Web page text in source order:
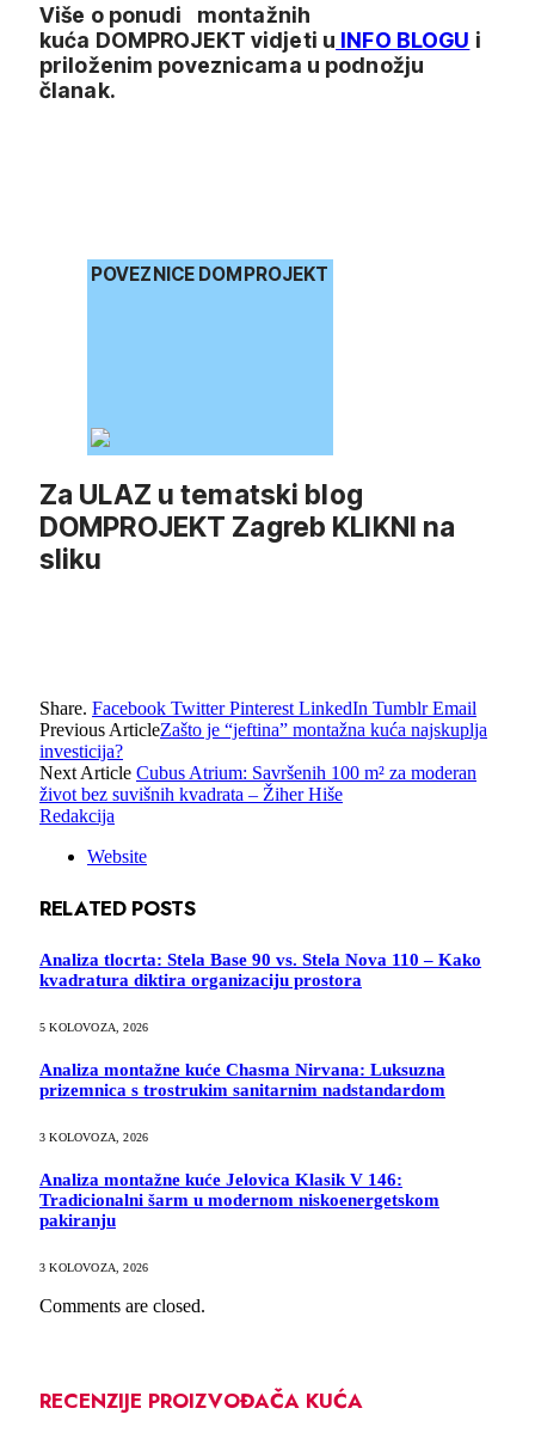
Više o ponudi
montažnih
kuća DOMPROJEKT vidjeti u INFO BLOGU i
priloženim poveznicama u podnožju
članak.
POVEZNICE DOMPROJEKT
Za ULAZ u tematski blog
DOMPROJEKT Zagreb KLIKNI na
sliku
Share. Facebook Twitter Pinterest LinkedIn Tumblr Email
Previous ArticleZašto je “jeftina” montažna kuća najskuplja
investicija?
Next Article Cubus Atrium: Savršenih 100 m² za moderan
život bez suvišnih kvadrata – Žiher Hiše
Redakcija
Website
RELATED POSTS
Analiza tlocrta: Stela Base 90 vs. Stela Nova 110 – Kako
kvadratura diktira organizaciju prostora
5 KOLOVOZA, 2026
Analiza montažne kuće Chasma Nirvana: Luksuzna
prizemnica s trostrukim sanitarnim nadstandardom
3 KOLOVOZA, 2026
Analiza montažne kuće Jelovica Klasik V 146:
Tradicionalni šarm u modernom niskoenergetskom
pakiranju
3 KOLOVOZA, 2026
Comments are closed.
RECENZIJE PROIZVOĐAČA KUĆA